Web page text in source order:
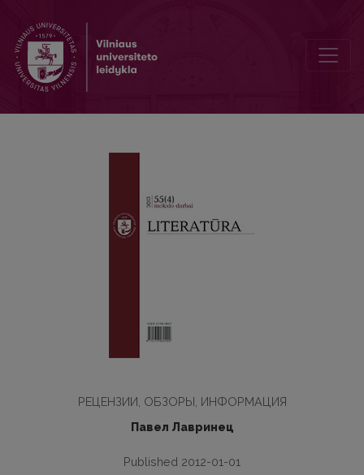
РЕЦЕНЗИИ, ОБЗОРЫ, ИНФОРМАЦИЯ
Павел Лавринец
Published 2012-01-01